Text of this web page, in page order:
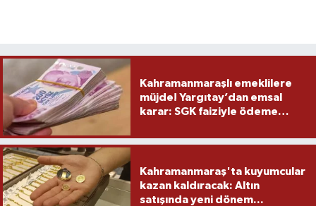
Kahramanmaraşlı emeklilere
müjde! Yargıtay’dan emsal
karar: SGK faiziyle ödeme
Kahramanmaraş'ta kuyumcular
kazan kaldıracak: Altın
satışında yeni dönem...